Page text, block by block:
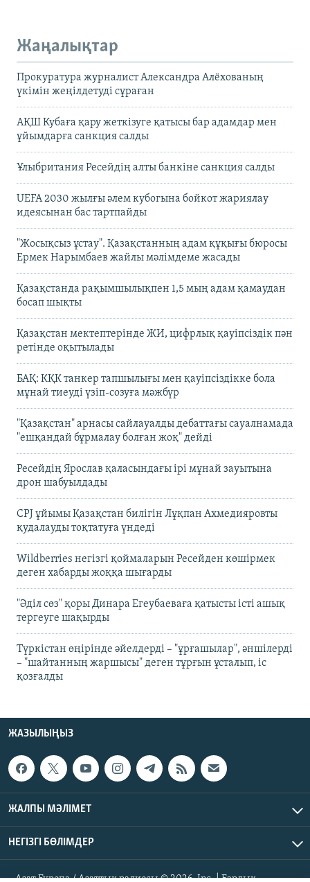
Жаңалықтар
Прокуратура журналист Александра Алёхованың
үкімін жеңілдетуді сұраған
АҚШ Кубаға қару жеткізуге қатысы бар адамдар мен
ұйымдарға санкция салды
Ұлыбритания Ресейдің алты банкіне санкция салды
UEFA 2030 жылғы әлем кубогына бойкот жариялау
идеясынан бас тартпайды
"Жосықсыз ұстау". Қазақстанның адам құқығы бюросы
Ермек Нарымбаев жайлы мәлімдеме жасады
Қазақстанда рақымшылықпен 1,5 мың адам қамаудан
босап шықты
Қазақстан мектептерінде ЖИ, цифрлық қауіпсіздік пән
ретінде оқытылады
БАҚ: КҚК танкер тапшылығы мен қауіпсіздікке бола
мұнай тиеуді үзіп-созуға мәжбүр
"Қазақстан" арнасы сайлауалды дебаттағы сауалнамада
"ешқандай бұрмалау болған жоқ" дейді
Ресейдің Ярослав қаласындағы ірі мұнай зауытына
дрон шабуылдады
CPJ ұйымы Қазақстан билігін Лұқпан Ахмедияровты
қудалауды тоқтатуға үндеді
Wildberries негізгі қоймаларын Ресейден көшірмек
деген хабарды жоққа шығарды
"Әділ сөз" қоры Динара Егеубаеваға қатысты істі ашық
тергеуге шақырды
Түркістан өңірінде әйелдерді – "ұрғашылар", әншілерді
– "шайтанның жаршысы" деген тұрғын ұсталып, іс
қозғалды
ЖАЗЫЛЫҢЫЗ
ЖАЛПЫ МӘЛІМЕТ
НЕГІЗГІ БӨЛІМДЕР
Азат Еуропа / Азаттық радиосы © 2026, Inc. | Барлық